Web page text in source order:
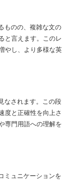
ものの、複雑な文の
と言えます。このレ
やし、より多様な英
なされます。この段
度と正確性を向上さ
専門用語への理解を
ミュニケーションを